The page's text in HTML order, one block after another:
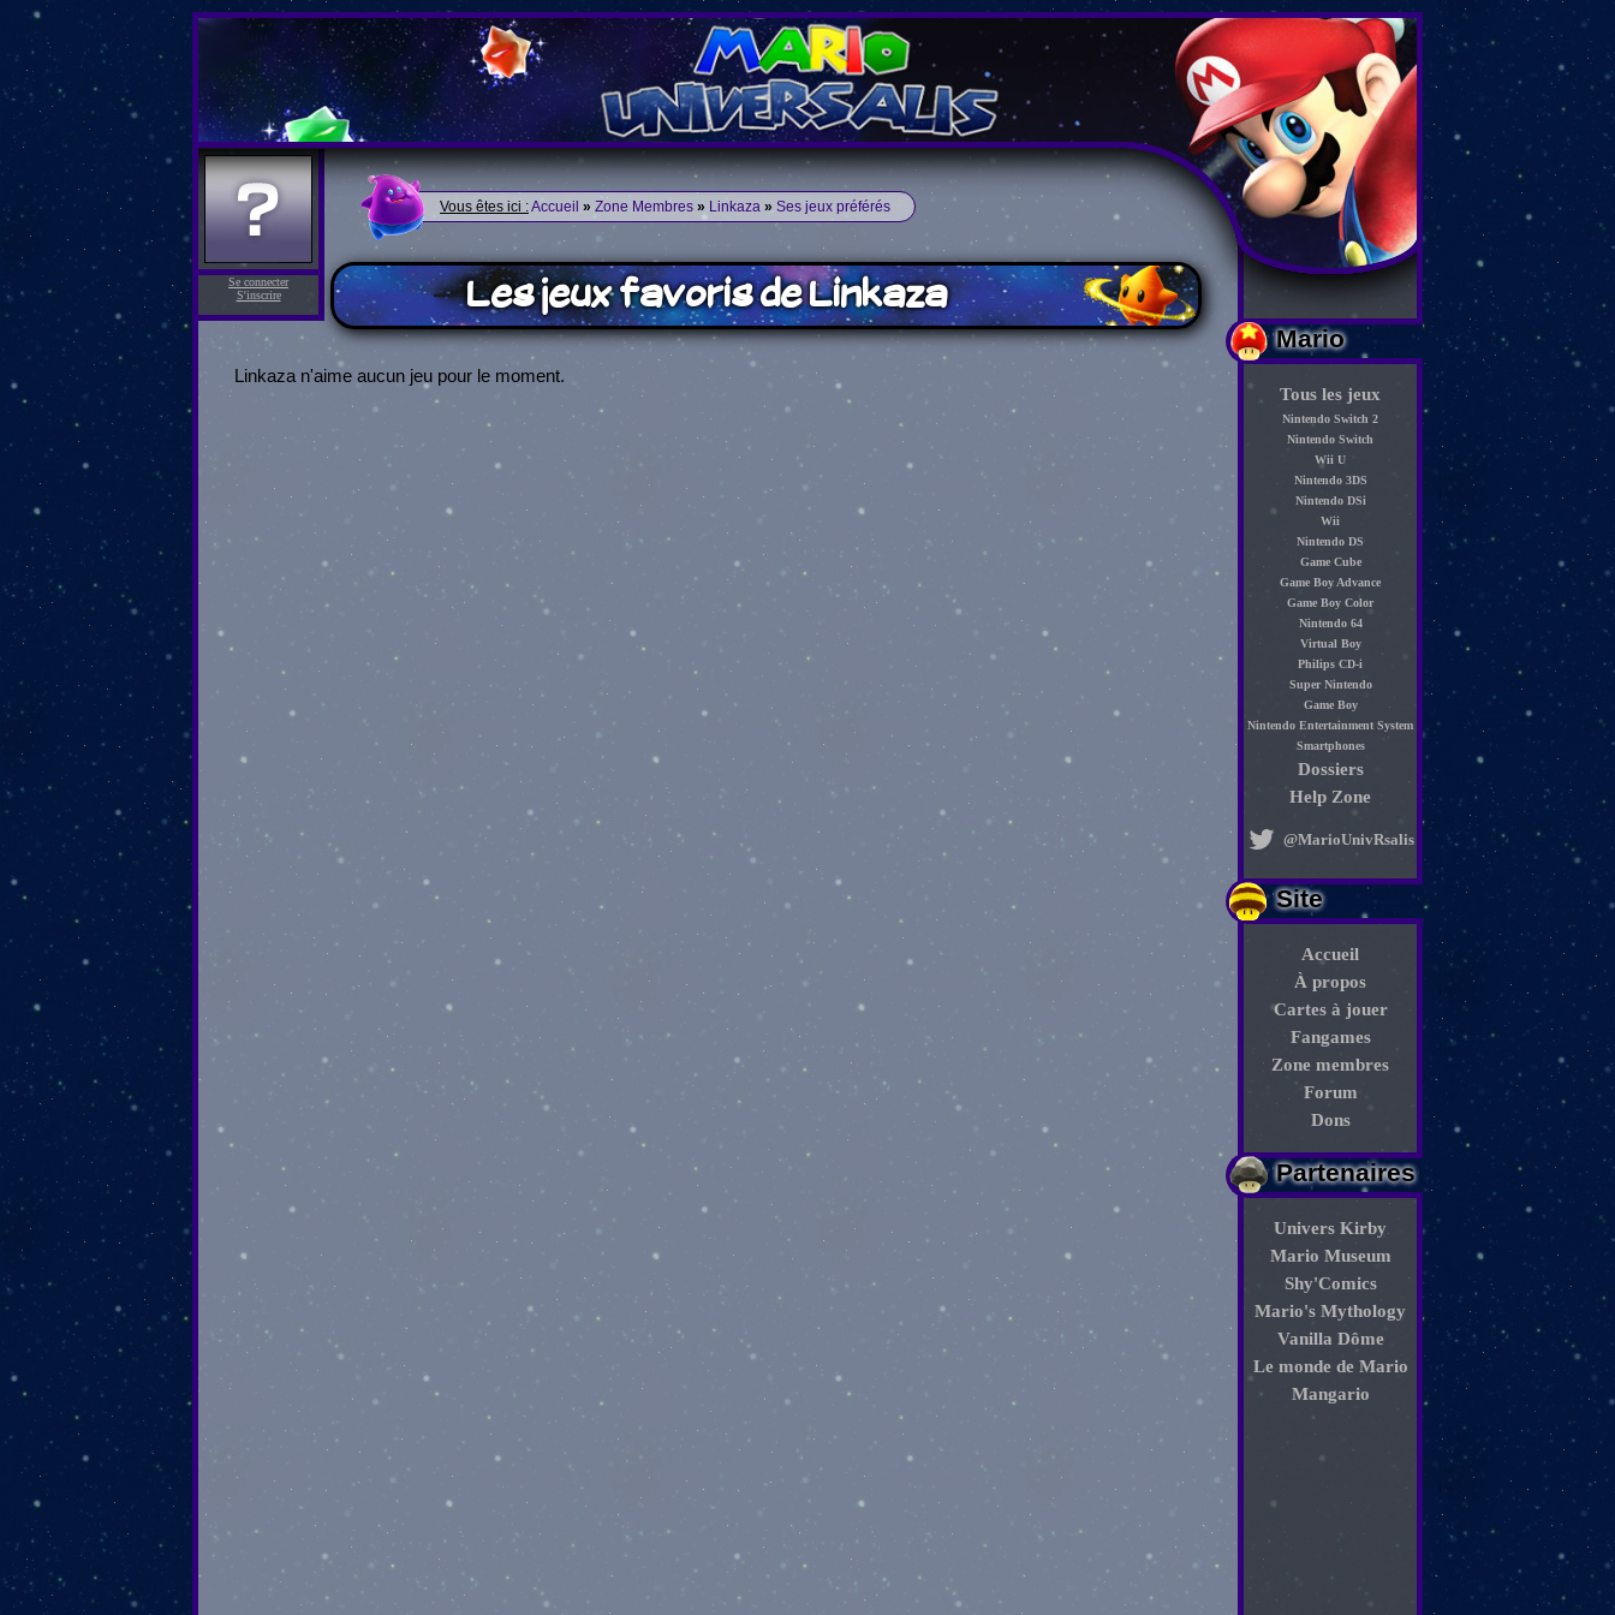
Mario
Tous les jeux
Nintendo Switch 2
Nintendo Switch
Wii U
Nintendo 3DS
Nintendo DSi
Wii
Nintendo DS
Game Cube
Game Boy Advance
Game Boy Color
Nintendo 64
Virtual Boy
Philips CD-i
Super Nintendo
Game Boy
Nintendo Entertainment System
Smartphones
Dossiers
Help Zone
@MarioUnivRsalis
Site
Accueil
À propos
Cartes à jouer
Fangames
Zone membres
Forum
Dons
Partenaires
Univers Kirby
Mario Museum
Shy'Comics
Mario's Mythology
Vanilla Dôme
Le monde de Mario
Mangario
Se connecter
S'inscrire
Vous êtes ici :Accueil » Zone Membres » Linkaza » Ses jeux préférés
Les jeux favoris de Linkaza
Linkaza n'aime aucun jeu pour le moment.